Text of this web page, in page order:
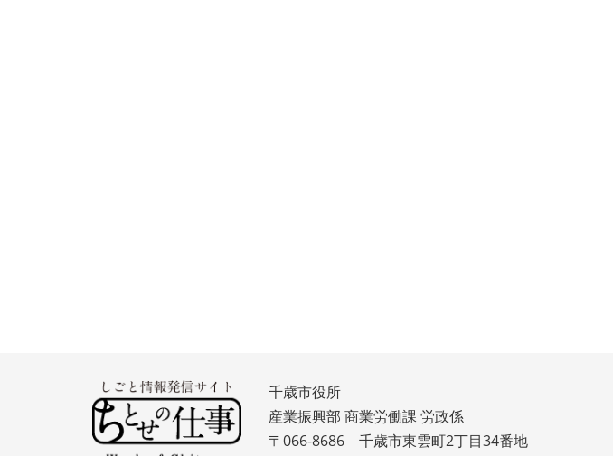
千歳市役所
産業振興部 商業労働課 労政係
〒066-8686 千歳市東雲町2丁目34番地